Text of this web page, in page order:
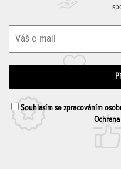
Souhlasím se zpracováním